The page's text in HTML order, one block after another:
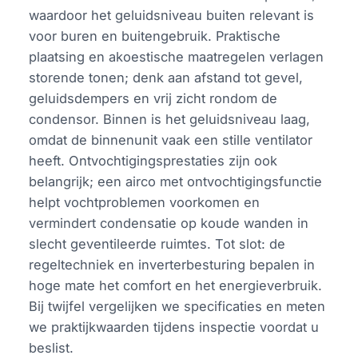
waardoor het geluidsniveau buiten relevant is
voor buren en buitengebruik. Praktische
plaatsing en akoestische maatregelen verlagen
storende tonen; denk aan afstand tot gevel,
geluidsdempers en vrij zicht rondom de
condensor. Binnen is het geluidsniveau laag,
omdat de binnenunit vaak een stille ventilator
heeft. Ontvochtigingsprestaties zijn ook
belangrijk; een airco met ontvochtigingsfunctie
helpt vochtproblemen voorkomen en
vermindert condensatie op koude wanden in
slecht geventileerde ruimtes. Tot slot: de
regeltechniek en inverterbesturing bepalen in
hoge mate het comfort en het energieverbruik.
Bij twijfel vergelijken we specificaties en meten
we praktijkwaarden tijdens inspectie voordat u
beslist.